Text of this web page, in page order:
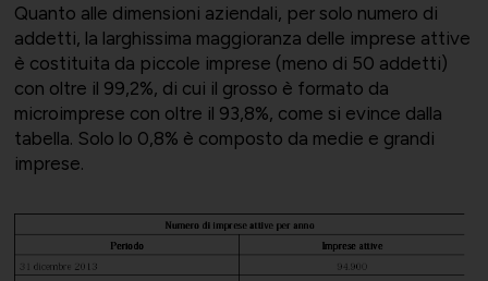
Quanto alle dimensioni aziendali, per solo numero di
addetti, la larghissima maggioranza delle imprese attive
è costituita da piccole imprese (meno di 50 addetti)
con oltre il 99,2%, di cui il grosso è formato da
microimprese con oltre il 93,8%, come si evince dalla
tabella. Solo lo 0,8% è composto da medie e grandi
imprese.
Associarsi
Momenti di vita associativa
UNIONSERVIZI
Varie